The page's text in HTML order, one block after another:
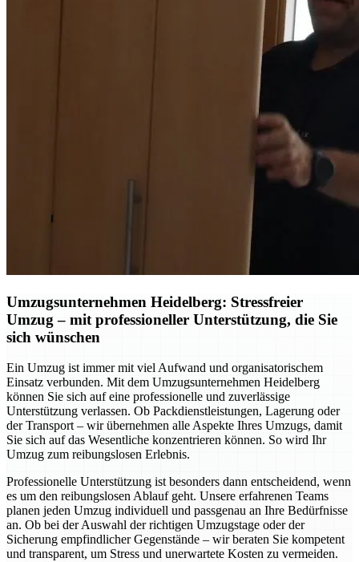
Umzugsunternehmen Heidelberg: Stressfreier
Umzug – mit professioneller Unterstützung, die Sie
sich wünschen
Ein Umzug ist immer mit viel Aufwand und organisatorischem
Einsatz verbunden. Mit dem Umzugsunternehmen Heidelberg
können Sie sich auf eine professionelle und zuverlässige
Unterstützung verlassen. Ob Packdienstleistungen, Lagerung oder
der Transport – wir übernehmen alle Aspekte Ihres Umzugs, damit
Sie sich auf das Wesentliche konzentrieren können. So wird Ihr
Umzug zum reibungslosen Erlebnis.
Professionelle Unterstützung ist besonders dann entscheidend, wenn
es um den reibungslosen Ablauf geht. Unsere erfahrenen Teams
planen jeden Umzug individuell und passgenau an Ihre Bedürfnisse
an. Ob bei der Auswahl der richtigen Umzugstage oder der
Sicherung empfindlicher Gegenstände – wir beraten Sie kompetent
und transparent, um Stress und unerwartete Kosten zu vermeiden.